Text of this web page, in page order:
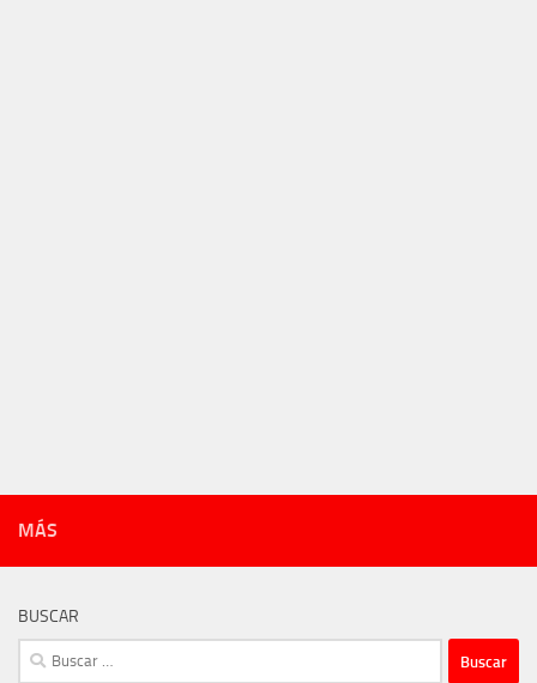
MÁS
BUSCAR
Buscar: